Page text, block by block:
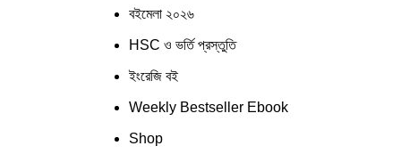
বইমেলা ২০২৬
HSC ও ভর্তি প্রস্তুতি
ইংরেজি বই
Weekly Bestseller Ebook
Shop